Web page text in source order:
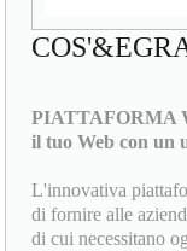
PIATTAFORMA
il tuo Web con un
L'innovativa
di fornire alle
di cui necessitano